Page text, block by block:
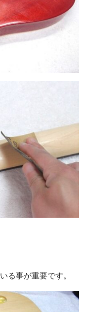
る事が重要です。